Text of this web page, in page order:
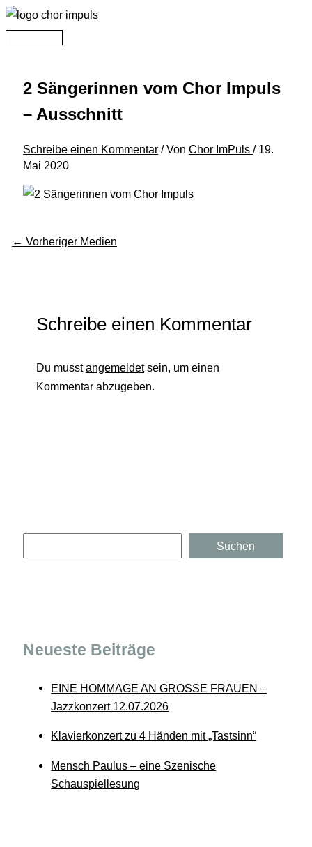
Zum
Inhalt
Hauptmenü
2 Sängerinnen vom Chor Impuls
– Ausschnitt
Schreibe einen Kommentar / VonChor ImPuls/ 19.
Mai 2020
← Vorheriger Medien
Schreibe einen Kommentar
Du musstangemeldetsein, um einen
Kommentar abzugeben.
Suchen
Neueste Beiträge
EINE HOMMAGE AN GROSSE FRAUEN –
Jazzkonzert 12.07.2026
Klavierkonzert zu 4 Händen mit „Tastsinn“
Mensch Paulus – eine Szenische
Schauspiellesung